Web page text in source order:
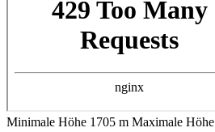
Minimale Höhe 1705 m Maximale Höhe